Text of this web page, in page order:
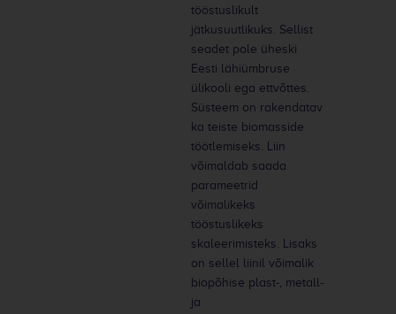
tööstuslikult
jätkusuutlikuks. Sellist
seadet pole üheski
Eesti lähiümbruse
ülikooli ega ettvõttes.
Süsteem on rakendatav
ka teiste biomasside
töötlemiseks. Liin
võimaldab saada
parameetrid
võimalikeks
tööstuslikeks
skaleerimisteks. Lisaks
on sellel liinil võimalik
biopõhise plast-, metall-
ja